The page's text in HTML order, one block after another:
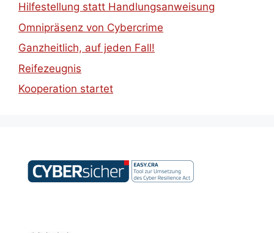
Hilfestellung statt Handlungsanweisung
Omnipräsenz von Cybercrime
Ganzheitlich, auf jeden Fall!
Reifezeugnis
Kooperation startet